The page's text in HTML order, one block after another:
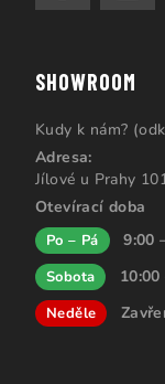
SHOWROOM
Kudy k nám?
Adresa:
Jílové u Prahy
Otevírací doba
Po – Pá 9:00
Sobota
Neděle